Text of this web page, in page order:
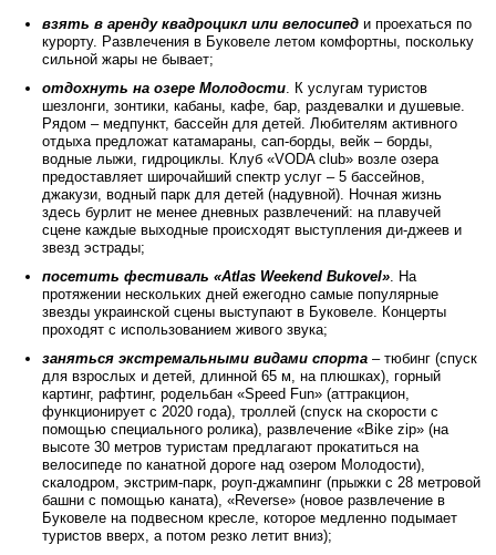
взять в аренду квадроцикл или велосипед и проехаться по
курорту. Развлечения в Буковеле летом комфортны, поскольку
сильной жары не бывает;
отдохнуть на озере Молодости. К услугам туристов
шезлонги, зонтики, кабаны, кафе, бар, раздевалки и душевые.
Рядом – медпункт, бассейн для детей. Любителям активного
отдыха предложат катамараны, сап-борды, вейк – борды,
водные лыжи, гидроциклы. Клуб «VODA club» возле озера
предоставляет широчайший спектр услуг – 5 бассейнов,
джакузи, водный парк для детей (надувной). Ночная жизнь
здесь бурлит не менее дневных развлечений: на плавучей
сцене каждые выходные происходят выступления ди-джеев и
звезд эстрады;
посетить фестиваль «Atlas Weekend Bukovel». На
протяжении нескольких дней ежегодно самые популярные
звезды украинской сцены выступают в Буковеле. Концерты
проходят с использованием живого звука;
заняться экстремальными видами спорта – тюбинг (спуск
для взрослых и детей, длинной 65 м, на плюшках), горный
картинг, рафтинг, родельбан «Speed ​​Fun» (аттракцион,
функционирует с 2020 года), троллей (спуск на скорости с
помощью специального ролика), развлечение «Bike zip» (на
высоте 30 метров туристам предлагают прокатиться на
велосипеде по канатной дороге над озером Молодости),
скалодром, экстрим-парк, роуп-джампинг (прыжки с 28 метровой
башни с помощью каната), «Reverse» (новое развлечение в
Буковеле на подвесном кресле, которое медленно подымает
туристов вверх, а потом резко летит вниз);